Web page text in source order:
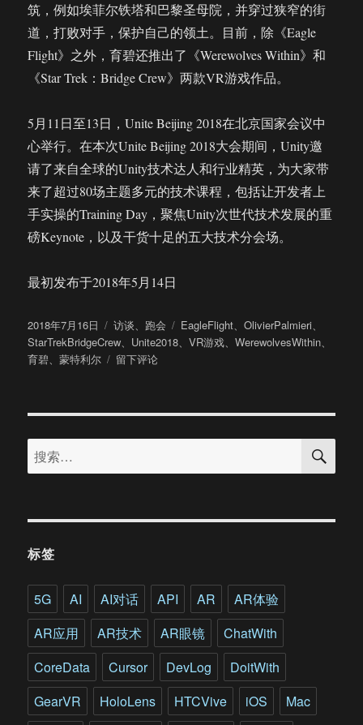
筑，例如埃菲尔铁塔和巴黎圣母院，并穿过狭窄的街
道，打败对手，保护自己的领土。目前，除《Eagle
Flight》之外，育碧还推出了《Werewolves Within》和
《Star Trek：Bridge Crew》两款VR游戏作品。
5月11日至13日，Unite Beijing 2018在北京国家会议中
心举行。在本次Unite Beijing 2018大会期间，Unity邀
请了来自全球的Unity技术达人和行业精英，为大家带
来了超过80场主题多元的技术课程，包括让开发者上
手实操的Training Day，聚焦Unity次世代技术发展的重
磅Keynote，以及干货十足的五大技术分会场。
最初发布于2018年5月14日
发
布
于
2018年7月16日
分
类
访谈、 跑会
标
签
EagleFlight、OlivierPalmieri、
StarTrekBridgeCrew、 Unite2018、VR游戏、WerewolvesWithin、
育碧、蒙特利尔
于
|
碧
特
戏
开
发
总
监
访
谈
录
留下评论
搜
索：
搜
标签
5G AI AI对话 API AR
AR体验
AR应用
AR技术 AR眼镜
ChatWith
CoreData
Cursor DevLog
DoitWith
GearVR
HoloLens HTCVive iOS
Mac